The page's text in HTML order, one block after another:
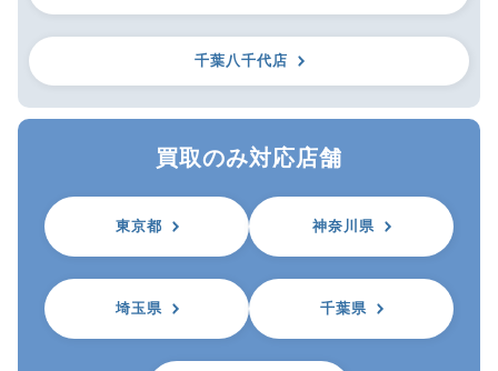
千葉八千代店
買取のみ対応店舗
東京都 神奈川県
埼玉県 千葉県